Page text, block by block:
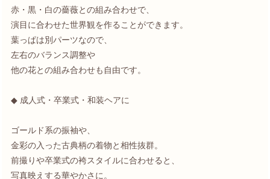
赤・黒・白の薔薇との組み合わせで、
演目に合わせた世界観を作ることができます。
葉っぱは別パーツなので、
左右のバランス調整や
他の花との組み合わせも自由です。
◆ 成人式・卒業式・和装ヘアに
ゴールド系の振袖や、
金彩の入った古典柄の着物と相性抜群。
前撮りや卒業式の袴スタイルに合わせると、
写真映えする華やかさに。